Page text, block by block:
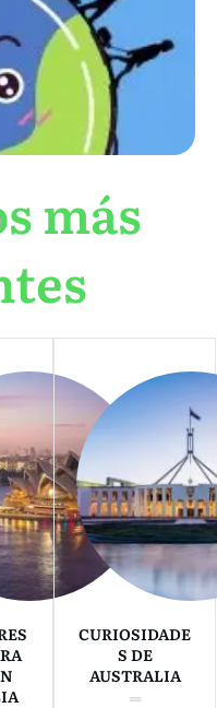
más
CURIOSIDADE
S DE
AUSTRALIA